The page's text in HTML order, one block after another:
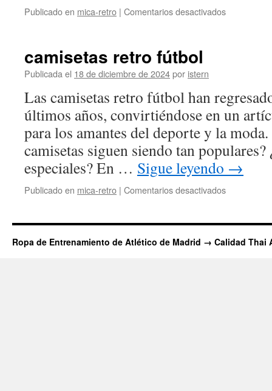
Publicado en mica-retro | Comentarios desactivadosen
camisetas retro fútbol
Publicada el 18 de diciembre de 2024por istern
Las camisetas retro fútbol han
últimos años, convirtiéndose en un
para los amantes del deporte y la
camisetas siguen siendo tan populares?
especiales? En … Sigue leyendo →
Publicado en mica-retro | Comentarios desactivadosen
fútbol
Ropa de Entrenamiento de Atlético de Madrid → Calidad Thai